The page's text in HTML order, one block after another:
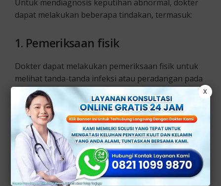
Untuk mendiagnosis keputihan abnormal, dokter
dapat melakukan beberapa tindakan, termasuk:
1. Pemeriksaan fisik
Dokter dapat melakukan pemeriksaan fisik untuk
melihat tanda-tanda infeksi atau peradangan pada
daerah vagina dan juga serviks.
Tes pap smear
Tes ini dilakukan untuk memeriksa sel-sel di
serviks dan mengidentifikasi adanya perubahan
sel-sel yang bisa juga menjadi kanker.
X